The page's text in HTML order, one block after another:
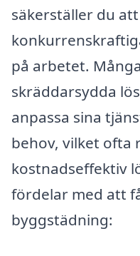
säkerställer du
på arbetet.
skräddarsydda
anpassa sina
behov, vilket ofta
kostnadseffektiv
fördelar med att
byggstädning: